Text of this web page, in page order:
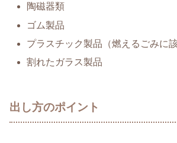
陶磁器類
ゴム製品
プラスチック製品（燃えるごみに
割れたガラス製品
出し方のポイント